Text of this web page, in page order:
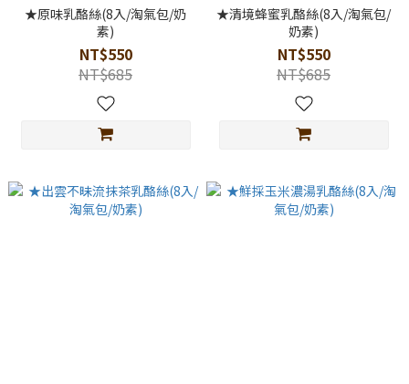
★原味乳酪絲(8入/淘氣包/奶
素)
NT$550
NT$685
★清境蜂蜜乳酪絲(8入/淘氣包/
奶素)
NT$550
NT$685